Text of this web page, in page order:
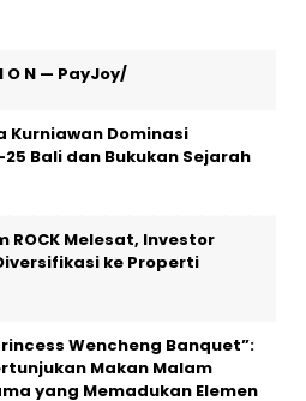
I O N — PayJoy/
Kurniawan Dominasi
Bali dan Bukukan Sejarah
ROCK Melesat, Investor
ke Properti
Wencheng Banquet”:
Makan Malam
yang Memadukan Elemen